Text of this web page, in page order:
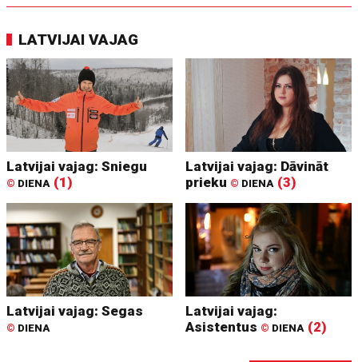
LATVIJAI VAJAG
Latvijai vajag: Sniegu
© DIENA (1)
Latvijai vajag: Dāvināt
prieku © DIENA (3)
Latvijai vajag: Segas
© DIENA
Latvijai vajag:
Asistentus © DIENA (2)